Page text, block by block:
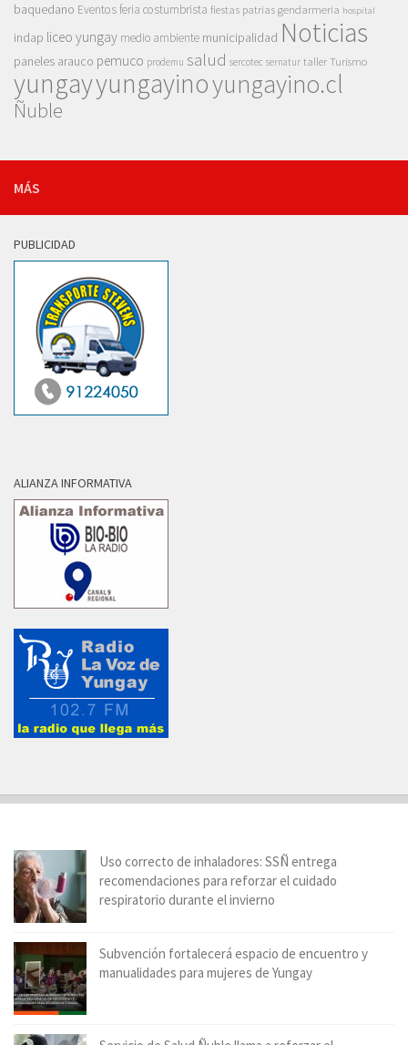
baquedano Eventosferia costumbrista fiestas patrias gendarmeria hospital
indap liceo yungay medio ambiente municipalidad Noticias
paneles arauco pemuco prodemu salud sercotec sernatur taller Turismo
yungayyungayinoyungayino.cl
Ñuble
MÁS
PUBLICIDAD
ALIANZA INFORMATIVA
Uso correcto de inhaladores: SSÑ entrega
recomendaciones para reforzar el cuidado
respiratorio durante el invierno
Subvención fortalecerá espacio de encuentro y
manualidades para mujeres de Yungay